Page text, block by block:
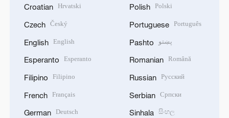
Croatian Hrvatski
Czech Český
English English
Esperanto Esperanto
Filipino Filipino
French Français
German Deutsch
Polish Polski
Portuguese Português
Pashto پښتو
Romanian Română
Russian Русский
Serbian Српски
Sinhala සිංහල